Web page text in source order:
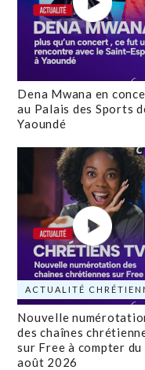
Dena Mwana en
au Palais des Sports
Yaoundé
ACTUALITÉ
Nouvelle
des chaînes
sur Free à compter du
août 2026